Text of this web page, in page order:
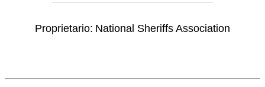
Proprietario: National Sheriffs Association